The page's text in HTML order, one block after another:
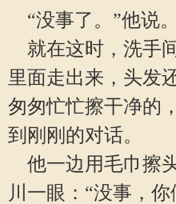
“没事了。”他说。
就在这时，洗手
里面走出来，头发
匆匆忙忙擦干净的
到刚刚的对话。
他一边用毛巾擦
川一眼：“没事，你